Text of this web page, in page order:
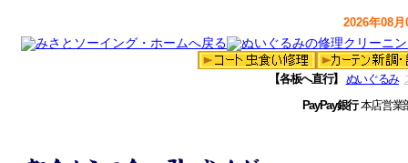
2026年08
【各板へ直行】 ぬいぐるみ
PayPay銀行本店営